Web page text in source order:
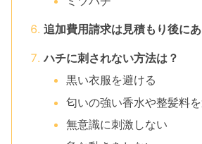
追加費用請求は見積もり後に
ハチに刺されない方法は？
黒い衣服を避ける
匂いの強い香水や整髪料
無意識に刺激しない